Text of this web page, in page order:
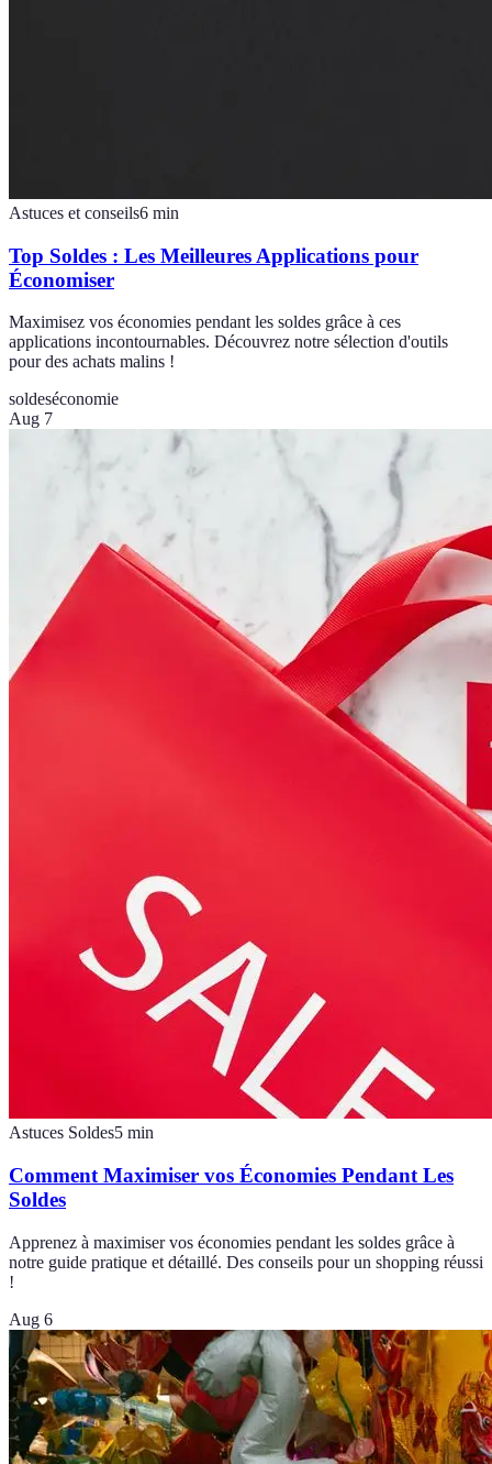
Astuces et conseils6 min
Top Soldes : Les Meilleures Applications pour
Économiser
Maximisez vos économies pendant les soldes grâce à ces
applications incontournables. Découvrez notre sélection d'outils
pour des achats malins !
soldeséconomie
Aug 7
Astuces Soldes5 min
Comment Maximiser vos Économies Pendant Les
Soldes
Apprenez à maximiser vos économies pendant les soldes grâce à
notre guide pratique et détaillé. Des conseils pour un shopping réussi
!
Aug 6